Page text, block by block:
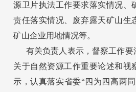
源卫片执法工作要求落实情况、
责任落实情况、废弃露天矿山生
矿山企业用地情况等。
有关负责人表示，督察工作要
关于自然资源工作重要论述和视
示，认真落实省委“四为四高两